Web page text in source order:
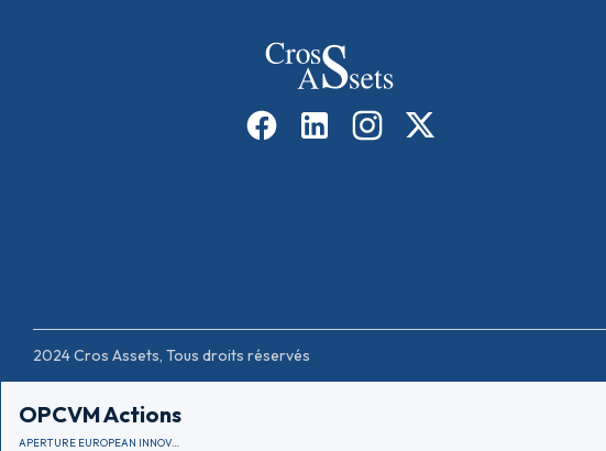
2024 Cros Assets, Tous droits réservés
OPCVM Actions
APERTURE EUROPEAN INNOVATION